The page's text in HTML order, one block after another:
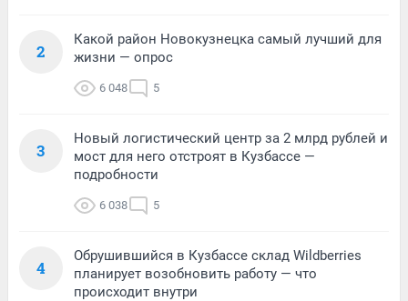
2
Какой район Новокузнецка самый лучший для
жизни — опрос
6 048 5
3
Новый логистический центр за 2 млрд рублей и
мост для него отстроят в Кузбассе —
подробности
6 038 5
4
Обрушившийся в Кузбассе склад Wildberries
планирует возобновить работу — что
происходит внутри